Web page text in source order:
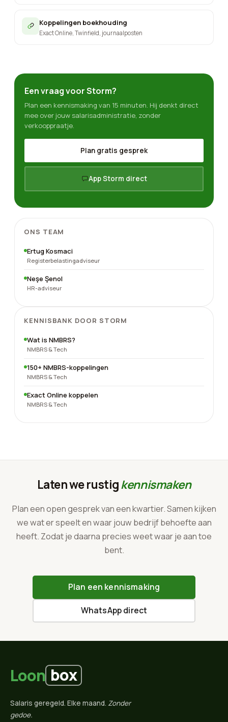
Koppelingen boekhouding
Exact Online, Twinfield, journaalposten
Een vraag voor Storm?
Plan een kennismaking van 15 minuten. Hij denkt direct
mee over jouw salarisadministratie, zonder
verkooppraatje.
Plan gratis gesprek
App Storm direct
ONS TEAM
Ertug Kosmaci
Registerbelastingadviseur
Neşe Şenol
HR-adviseur
KENNISBANK DOOR STORM
Wat is NMBRS?
NMBRS & Tech
150+ NMBRS-koppelingen
NMBRS & Tech
Exact Online koppelen
NMBRS & Tech
Laten we rustigkennismaken
Plan een open gesprek van een kwartier. Samen kijken
we wat er speelt en waar jouw bedrijf behoefte aan
heeft. Zodat je daarna precies weet waar je aan toe
bent.
Plan een kennismaking
WhatsApp direct
Loon box
Salaris geregeld. Elke maand. Zonder
gedoe.